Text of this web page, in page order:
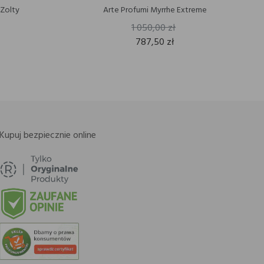
Zolty Arte Profumi Myrrhe Extreme
1 050,00 zł
787,50 zł
Kupuj bezpiecznie online